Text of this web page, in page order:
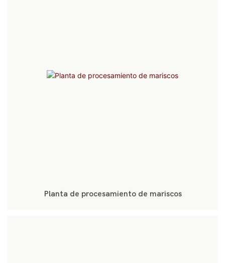
Planta de procesamiento de mariscos